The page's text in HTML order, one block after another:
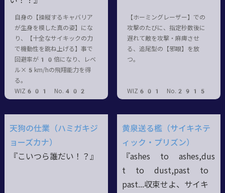
自身の【操縦するキャバリア
が生身を模した真の姿】にな
り、【十全なサイキックの力
で機動性を跳ね上げる】事で
回避率が10倍になり、レベ
ル×5km/hの飛翔能力を得
る。
WIZ601 No.402
【ホーミングレーザー】での
攻撃のたびに、指定秒数後に
遅れて敵を攻撃・麻痺させ
る、追尾型の【邪眼】を放
つ。
WIZ601 No.2915
天狗の仕業（ハミガキジ
ョーズカナ）
『こいつら誰だい！？』
黄泉送る檻（サイキネテ
ィック・プリズン）
『ashes to ashes,dus
t to dust,past to
past...収束せよ、サイキ